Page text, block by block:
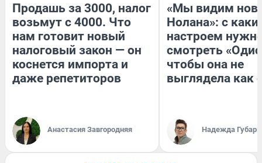
Продашь за 3000, налог
возьмут с 4000. Что
нам готовит новый
налоговый закон — он
коснется импорта и
даже репетиторов
Анастасия Завгородняя
«Мы видим
Нолана»: с
настроем
смотреть
чтобы она не
выглядела как
Надежда Губарь